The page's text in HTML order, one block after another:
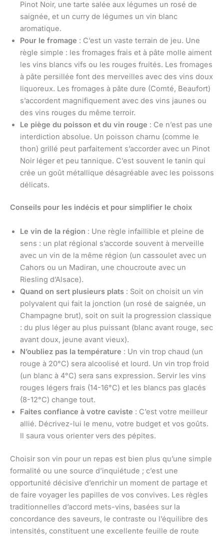
Pinot Noir, une tarte salée aux légumes un rosé de
saignée, et un curry de légumes un vin blanc
aromatique.
Pour le fromage : C’est un vaste terrain de jeu. Une
règle simple : les fromages frais et à pâte molle aiment
les vins blancs vifs ou les rouges fruités. Les fromages
à pâte persillée font des merveilles avec des vins doux
liquoreux. Les fromages à pâte dure (Comté, Beaufort)
s’accordent magnifiquement avec des vins jaunes ou
des vins rouges du même terroir.
Le piège du poisson et du vin rouge : Ce n’est pas une
interdiction absolue. Un poisson charnu (comme le
thon) grillé peut parfaitement s’accorder avec un Pinot
Noir léger et peu tannique. C’est souvent le tanin qui
crée un goût métallique désagréable avec les poissons
délicats.
Conseils pour les indécis et pour simplifier le choix
Le vin de la région : Une règle infaillible et pleine de
sens : un plat régional s’accorde souvent à merveille
avec un vin de la même région (un cassoulet avec un
Cahors ou un Madiran, une choucroute avec un
Riesling d’Alsace).
Quand on sert plusieurs plats : Soit on choisit un vin
polyvalent qui fait la jonction (un rosé de saignée, un
Champagne brut), soit on suit la progression classique
: du plus léger au plus puissant (blanc avant rouge, sec
avant doux, jeune avant vieux).
N’oubliez pas la température : Un vin trop chaud (un
rouge à 20°C) sera alcoolisé et lourd. Un vin trop froid
(un blanc à 4°C) sera sans expression. Servir les vins
rouges légers frais (14-16°C) et les blancs pas glacés
(8-12°C) change tout.
Faites confiance à votre caviste : C’est votre meilleur
allié. Décrivez-lui le menu, votre budget et vos goûts.
Il saura vous orienter vers des pépites.
Choisir son vin pour un repas est bien plus qu’une simple
formalité ou une source d’inquiétude ; c’est une
opportunité décisive d’enrichir un moment de partage et
de faire voyager les papilles de vos convives. Les règles
traditionnelles d’accord mets-vins, basées sur la
concordance des saveurs, le contraste ou l’équilibre des
intensités, constituent une excellente feuille de route